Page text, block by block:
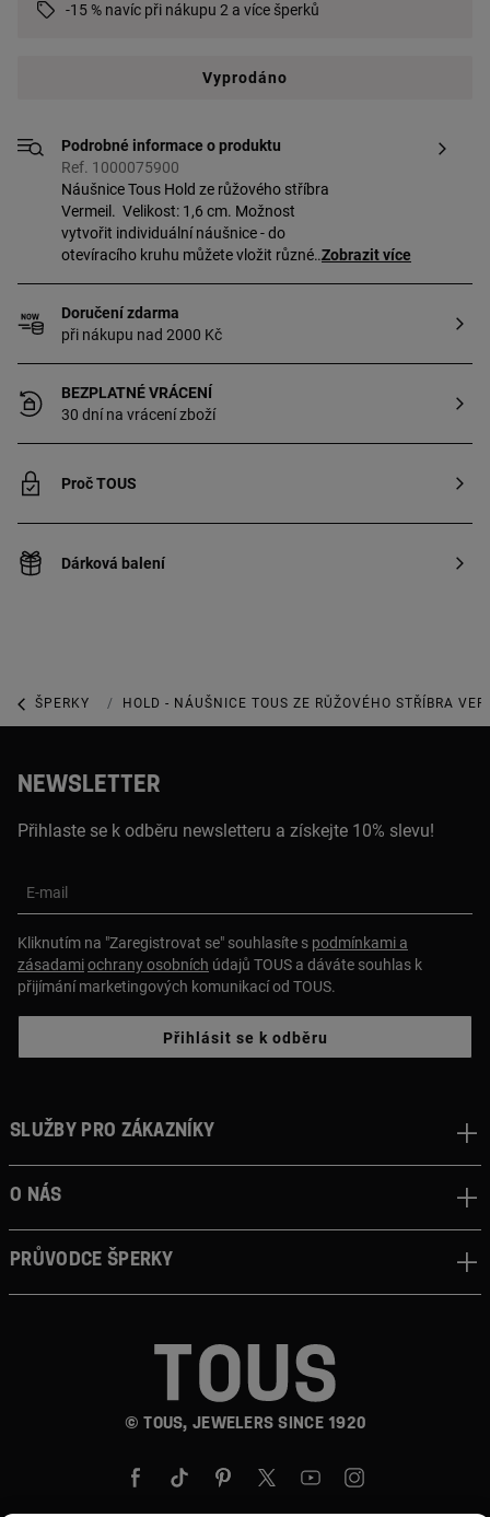
-15 % navíc při nákupu 2 a více šperků
Vyprodáno
Podrobné informace o produktu
Ref. 1000075900
Náušnice Tous Hold ze růžového stříbra
Vermeil. Velikost: 1,6 cm. Možnost
vytvořit individuální náušnice - do
otevíracího kruhu můžete vložit různé
925/1000 pokryté vrstvou 18-karátového
zlata.
Zobrazit více
Doručení zdarma
při nákupu nad 2000 Kč
BEZPLATNÉ VRÁCENÍ
30 dní na vrácení zboží
Proč TOUS
Dárková balení
ŠPERKY ŠPERKY Z MINCOVNÍHO STŘÍBRA
HOLD - NÁUŠNICE TOUS ZE RŮŽOVÉHO STŘÍBRA
NEWSLETTER
Přihlaste se k odběru newsletteru a získejte 10% slevu!
E-mail
Kliknutím na "Zaregistrovat se" souhlasíte s podmínkami a
zásadamiochrany osobních údajů TOUS a dáváte souhlas k
přijímání marketingových komunikací od TOUS.
Přihlásit se k odběru
© TOUS, JEWELERS SINCE 1920
Služby pro zákazníky
O nás
Průvodce šperky